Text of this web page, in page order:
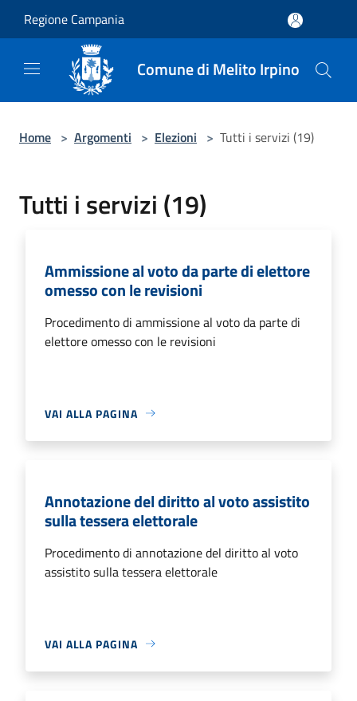
Regione Campania
Comune di Melito Irpino
Home > Argomenti > Elezioni > Tutti i servizi (19)
Tutti i servizi (19)
Ammissione al voto da parte di elettore
omesso con le revisioni
Procedimento di ammissione al voto da parte di
elettore omesso con le revisioni
VAI ALLA PAGINA
Annotazione del diritto al voto assistito
sulla tessera elettorale
Procedimento di annotazione del diritto al voto
assistito sulla tessera elettorale
VAI ALLA PAGINA